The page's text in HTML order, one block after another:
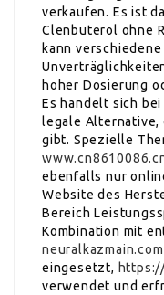
verkaufen. Es ist
Clenbuterol ohne
kann
hoher Dosierung
Es handelt sich
legale Alternative,
gibt. Spezielle
ebenfalls nur
Website des
Bereich
Kombination mit
neuralkazmain.com
eingesetzt,
verwendet und